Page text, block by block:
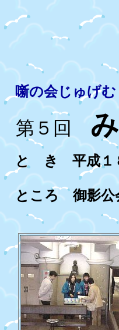
第５回
と き 平成１
ところ 御影公
噺の会じゅげむ